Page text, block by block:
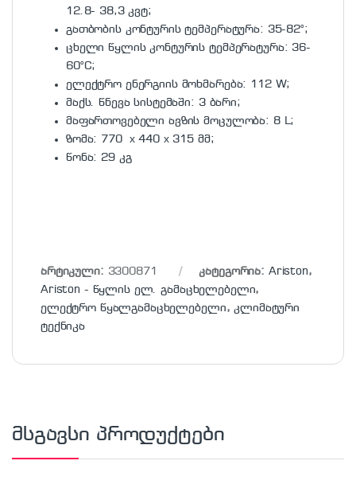
12.8- 38,3 კვტ;
გათბობის კონტურის ტემპერატურა: 35-82°;
ცხელი წყლის კონტურის ტემპერატურა: 36-
60°C;
ელექტრო ენერგიის მოხმარება: 112 W;
მაქს. წნევა სისტემაში: 3 ბარი;
მაფართოვებელი ავზის მოცულობა: 8 L;
ზომა: 770 х 440 х 315 მმ;
წონა: 29 კგ
არტიკული: 3300871 კატეგორია: Ariston,
Ariston - წყლის ელ. გამაცხელებელი,
ელექტრო წყალგამაცხელებელი, კლიმატური
ტექნიკა
მსგავსი პროდუქტები